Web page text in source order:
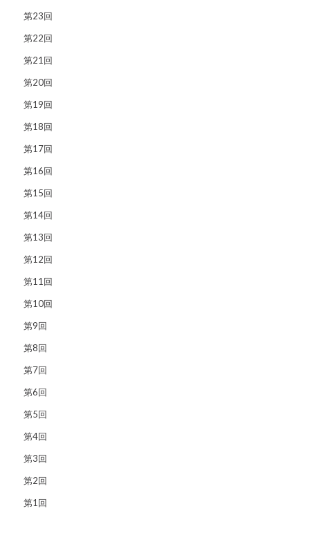
第23回
第22回
第21回
第20回
第19回
第18回
第17回
第16回
第15回
第14回
第13回
第12回
第11回
第10回
第9回
第8回
第7回
第6回
第5回
第4回
第3回
第2回
第1回